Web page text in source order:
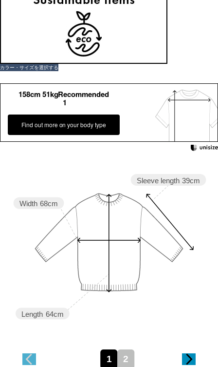
53
カラー・サイズを選択する
158cm 51kgRecommended
1
Find out more on your body type
Sleeve length 39cm
Length 64cm
Width 68cm
1 2